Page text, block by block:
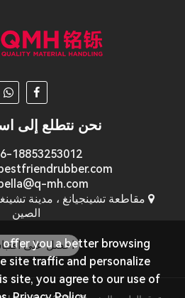
نحن نتطلع إلى
18853253012
mh.com
مقاطعة تشينجيانغ ، مدينة
الصين
احصل على
offer you a better browsing
site traffic and personalize
site, you agree to our use of